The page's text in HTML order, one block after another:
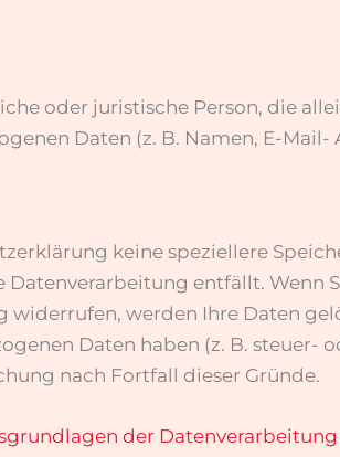
oder juristische Person, die
Daten (z. B. Namen, E-Mail-
keine speziellere
Datenverarbeitung entfällt.
werden Ihre Daten
Daten haben (z. B.
nach Fortfall dieser Gründe.
der